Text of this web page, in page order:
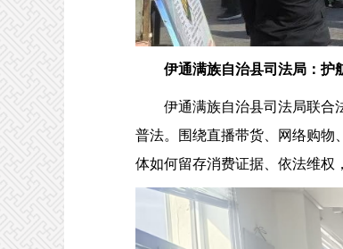
伊通满族自治县司法局：护
伊通满族自治县司法局联合法
普法。围绕直播带货、网络购物
体如何留存消费证据、依法维权